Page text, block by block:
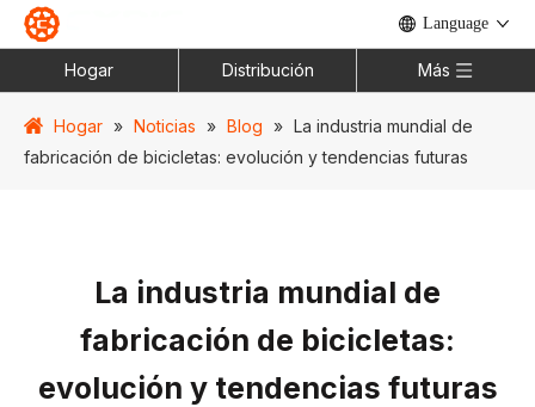
Language
Hogar Distribución Más
Hogar » Noticias » Blog » La industria mundial de
fabricación de bicicletas: evolución y tendencias futuras
La industria mundial de
fabricación de bicicletas:
evolución y tendencias futuras